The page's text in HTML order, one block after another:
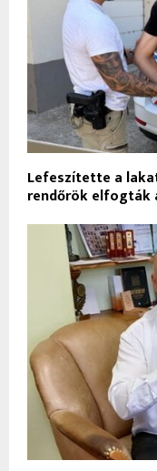
Lefeszítette a
rendőrök elfogták